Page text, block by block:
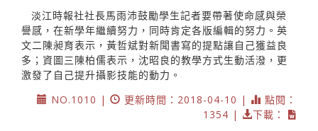
淡江時報社社長馬雨沛鼓勵學生記者要帶著使命感與榮
譽感，在新學年繼續努力，同時肯定各版編輯的努力。英
文二陳昶育表示，黃哲斌對新聞書寫的提點讓自己獲益良
多；資圖三陳柏儒表示，沈昭良的教學方式生動活潑，更
激發了自己提升攝影技能的動力。
NO.1010 |
更新時間：2018-04-10 |
點閱：
1354 |
下載：